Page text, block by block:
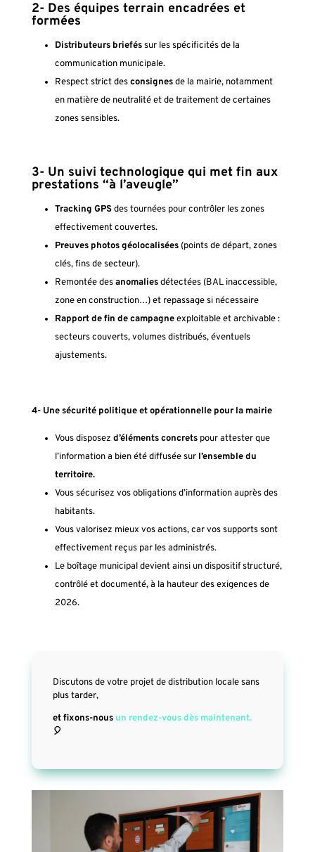
2- Des équipes terrain encadrées et
formées
Distributeurs brieféssur les spécificités de la
communication municipale.
Respect strict desconsignesde la mairie, notamment
en matière de neutralité et de traitement de certaines
zones sensibles.
3- Un suivi technologique qui met fin aux
prestations “à l’aveugle”
Tracking GPSdes tournées pour contrôler les zones
effectivement couvertes.
Preuves photos géolocalisées (points de départ, zones
clés, fins de secteur).
Remontée desanomaliesdétectées (BAL inaccessible,
zone en construction…) et repassage si nécessaire
Rapport de fin de campagneexploitable et archivable :
secteurs couverts, volumes distribués, éventuels
ajustements.
4- Une sécurité politique et opérationnelle pour la mairie
Vous disposez d’éléments concretspour attester que
l’information a bien été diffusée sur l’ensemble du
territoire.
Vous sécurisez vos obligations d’information auprès des
habitants.
Vous valorisez mieux vos actions, car vos supports sont
effectivement reçus par les administrés.
Le boîtage municipal devient ainsi un dispositif structuré,
contrôlé et documenté, à la hauteur des exigences de
2026.
Discutons de votre projet de distribution locale sans
plus tarder,
et fixons-nous un rendez-vous dès maintenant.
🎈